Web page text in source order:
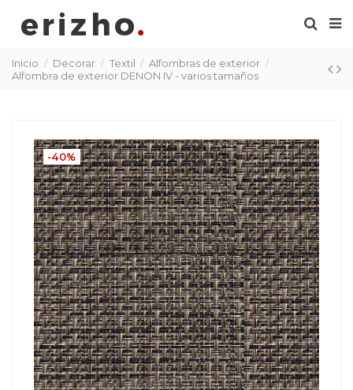
Inicio Decorar Textil
Alfombras de exterior
Alfombra de exterior DENON IV - varios tamaños
-40%